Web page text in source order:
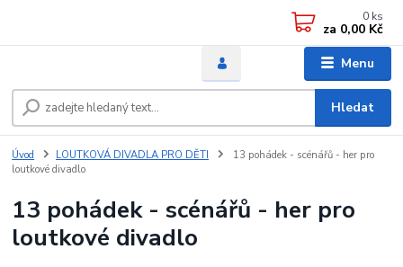
Menu
Hledat
0 ks
za 0,00 Kč
Úvod LOUTKOVÁ DIVADLA PRO DĚTI
13 pohádek - scénářů - her pro
loutkové divadlo
13 pohádek - scénářů - her pro
loutkové divadlo